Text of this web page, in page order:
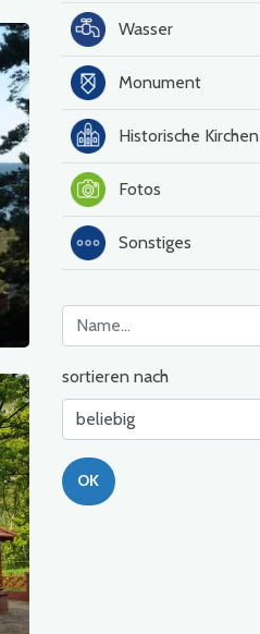
Wasser
Monument
Historische Kirchen
Fotos
Sonstiges
sortieren nach
OK